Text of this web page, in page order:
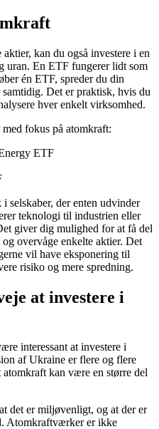
kan du også investere i en
uran. En ETF fungerer lidt som
én ETF, spreder du din
Det er praktisk, hvis du
hver enkelt virksomhed.
fokus på atomkraft:
ETF
selskaber, der enten udvinder
teknologi til industrien eller
giver dig mulighed for at få del
overvåge enkelte aktier. Det
vil have eksponering til
risiko og mere spredning.
at investere i
interessant at investere i
af Ukraine er flere og flere
kan være en større del
det er miljøvenligt, og at der er
Atomkraftværker er ikke